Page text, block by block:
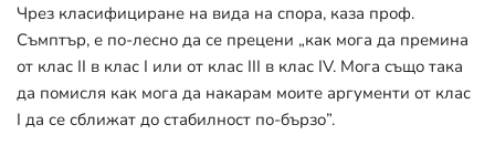
Чрез класифициране на вида на спора, каза проф.
Съмптър, е по-лесно да се прецени „как мога да премина
от клас II в клас I или от клас III в клас IV. Мога също така
да помисля как мога да накарам моите аргументи от клас
I да се сближат до стабилност по-бързо”.